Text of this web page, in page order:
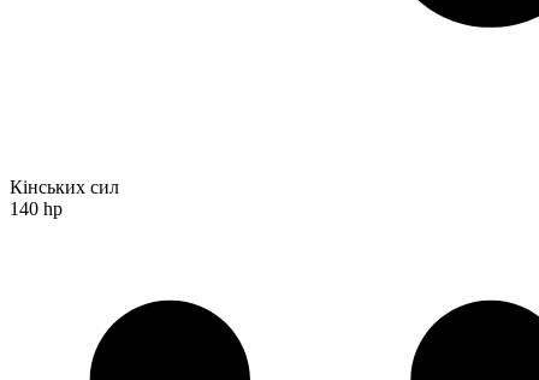
Кінських сил
140 hp